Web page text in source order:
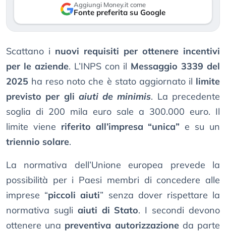
Aggiungi Money.it come
Fonte preferita su Google
Scattano i nuovi requisiti per ottenere incentivi
per le aziende. L’INPS con il Messaggio 3339 del
2025 ha reso noto che è stato aggiornato il limite
previsto per gli aiuti de minimis. La precedente
soglia di 200 mila euro sale a 300.000 euro. Il
limite viene riferito all’impresa “unica” e su un
triennio solare.
La normativa dell’Unione europea prevede la
possibilità per i Paesi membri di concedere alle
imprese “piccoli aiuti” senza dover rispettare la
normativa sugli aiuti di Stato. I secondi devono
ottenere una preventiva autorizzazioneda parte